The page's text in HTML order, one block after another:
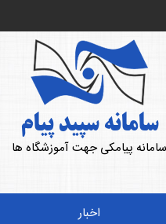
سامانه سپید پیام
سامانه پیامکی جهت آموزشگاه ها
اخبار